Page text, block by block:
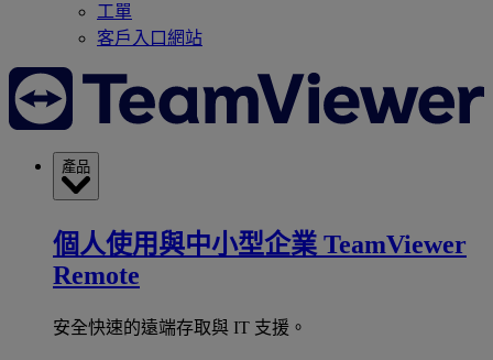
工單
客戶入口網站
產品
個人使用與中小型企業 TeamViewer
Remote
安全快速的遠端存取與 IT 支援。